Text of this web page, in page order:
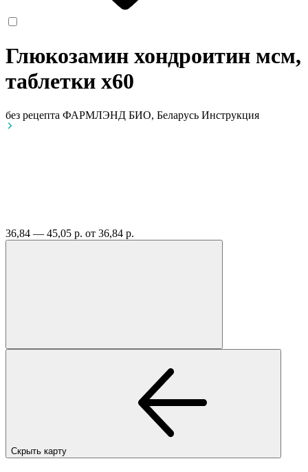
Глюкозамин хондроитин мсм,
таблетки x60
без рецепта ФАРМЛЭНД БИО, Беларусь Инструкция
36,84 — 45,05 р. от 36,84 р.
Скрыть карту